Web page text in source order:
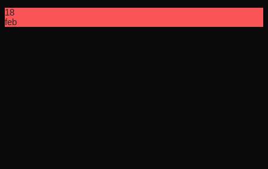
18
feb